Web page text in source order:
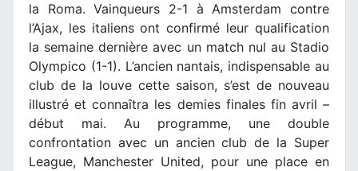
la Roma. Vainqueurs 2-1 à Amsterdam contre
l’Ajax, les italiens ont confirmé leur qualification
la semaine dernière avec un match nul au Stadio
Olympico (1-1). L’ancien nantais, indispensable au
club de la louve cette saison, s’est de nouveau
illustré et connaîtra les demies finales fin avril –
début mai. Au programme, une double
confrontation avec un ancien club de la Super
League, Manchester United, pour une place en